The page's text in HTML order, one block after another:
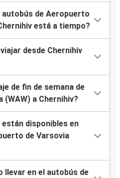
autobús de Aeropuerto
está a tiempo?
desde Chernihiv
de fin de semana de
a Chernihiv?
disponibles en
de Varsovia
llevar en el autobús de